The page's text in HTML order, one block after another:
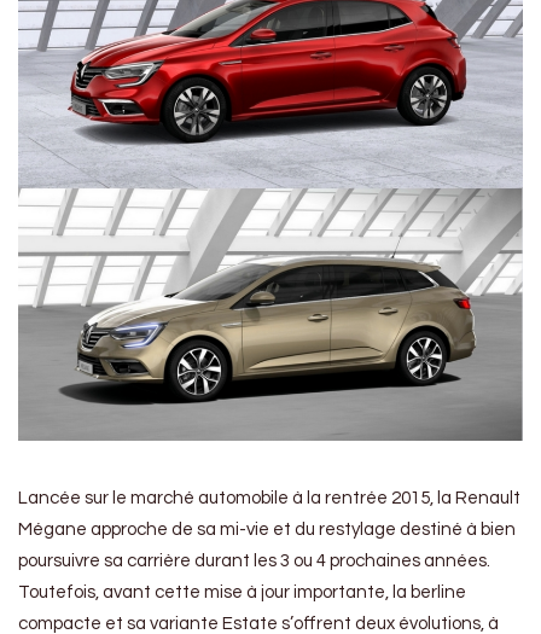
Lancée sur le marché automobile à la rentrée 2015, la Renault
Mégane approche de sa mi-vie et du restylage destiné à bien
poursuivre sa carrière durant les 3 ou 4 prochaines années.
Toutefois, avant cette mise à jour importante, la berline
compacte et sa variante Estate s’offrent deux évolutions, à